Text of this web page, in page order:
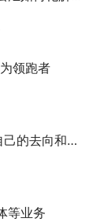
领跑者
向和接任者
等业务